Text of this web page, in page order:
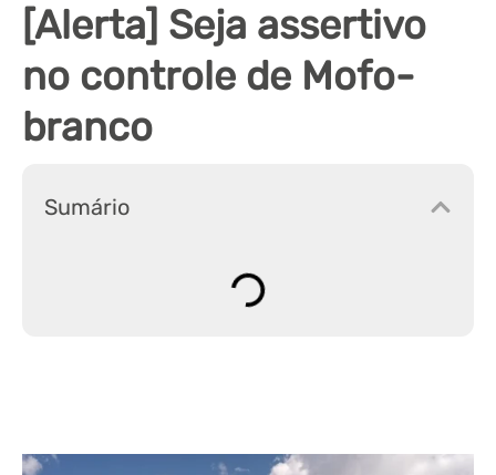
[Alerta] Seja assertivo
no controle de Mofo-
branco
Sumário